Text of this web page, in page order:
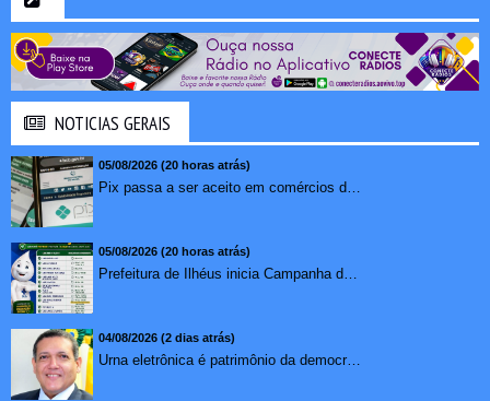
NOTICIAS GERAIS
05/08/2026 (20 horas atrás)
Pix passa a ser aceito em comércios de oito países e amplia opções de pagamento para brasileiros no exterior
05/08/2026 (20 horas atrás)
Prefeitura de Ilhéus inicia Campanha de Multivacinação 2026
04/08/2026 (2 dias atrás)
Urna eletrônica é patrimônio da democracia, diz presidente do TSE